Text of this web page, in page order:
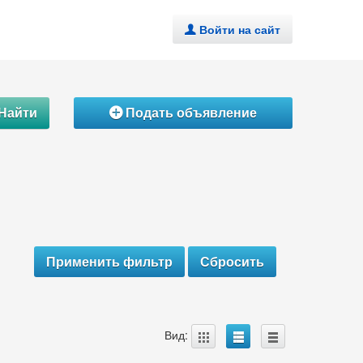
. Войти на сайт
ÁПодать объявление
Вид: A B C